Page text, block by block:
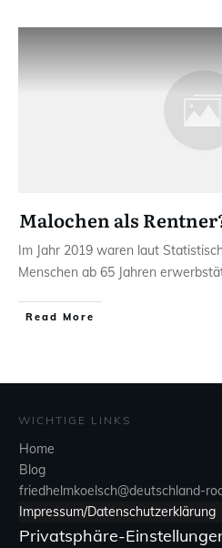
Malochen als
Im Jahr 2019 waren laut
Menschen ab 65 Jahren
Read More
WICHTIGE LINKS
Home
Blog
friedhelmkoelsch@deutschland-
Impressum/Datenschutzerklärung
Privatsphäre-